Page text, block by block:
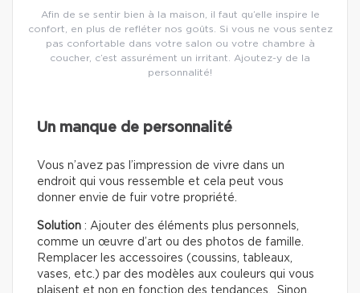
Afin de se sentir bien à la maison, il faut qu’elle inspire le
confort, en plus de refléter nos goûts. Si vous ne vous sentez
pas confortable dans votre salon ou votre chambre à
coucher, c’est assurément un irritant. Ajoutez-y de la
personnalité!
Un manque de personnalité
Vous n’avez pas l’impression de vivre dans un
endroit qui vous ressemble et cela peut vous
donner envie de fuir votre propriété.
Solution : Ajouter des éléments plus personnels,
comme un œuvre d’art ou des photos de famille.
Remplacer les accessoires (coussins, tableaux,
vases, etc.) par des modèles aux couleurs qui vous